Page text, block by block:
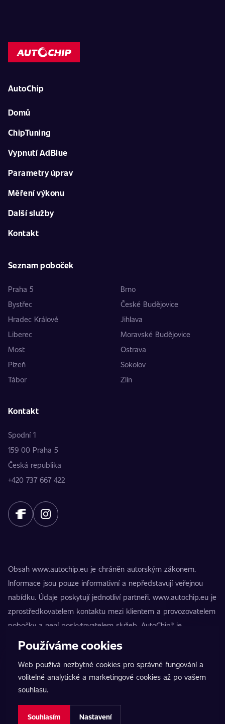
AutoChip
Domů
ChipTuning
Vypnutí AdBlue
Parametry úprav
Měření výkonu
Další služby
Kontakt
Seznam poboček
Praha 5
Brno
Bystřec
České Budějovice
Hradec Králové
Jihlava
Liberec
Moravské Budějovice
Most
Ostrava
Plzeň
Sokolov
Tábor
Zlín
Kontakt
Spodní 1
159 00 Praha 5
Česká republika
+420 737 667 422
Obsah www.autochip.eu je chráněn autorským zákonem.
Informace jsou pouze informativní a nepředstavují veřejnou
nabídku. Údaje poskytují jednotliví partneři. www.autochip.eu je
zprostředkovatelem kontaktu mezi klientem a provozovatelem
pobočky a není poskytovatelem služeb. AutoChip® je
registrovaná ochranná známka Petra Kučery. Úpravy, které
nezpůsobilosti vozidla k provozu na pozemních komunikacích.
Přesné informace poskytuje vždy konkrétní provozovatel
pobočky.
Nastavení cookies
Používáme cookies
Web používá nezbytné cookies pro správné fungování a
volitelné analytické a marketingové cookies až po vašem
souhlasu.
Souhlasím Nastavení